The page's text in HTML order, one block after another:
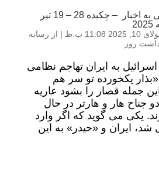
ستون نیم نگاهی به اخبار – چکیده 28 – 19 تیر
2025 11:08 ب.ظ | از رسانه
روز
به ایران تهاجم نظامی
یکخورده تو سر هم
جمله قصار را بشود عاریه
هار و هارتر در حال
یکی می گوید که اگر وارد
ایران و «حیدر» به این